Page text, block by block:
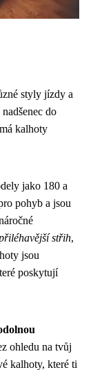
styly jízdy a
do
kalhoty
jako 180 a
pohyb a jsou
střih,
jsou
poskytují
ohledu na tvůj
kalhoty, které ti